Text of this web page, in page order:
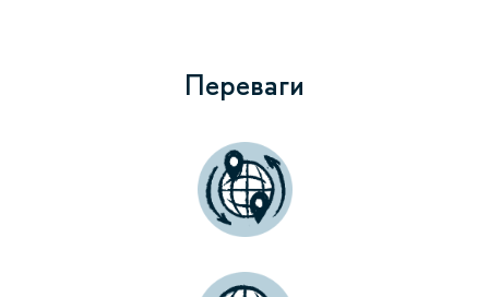
Переваги